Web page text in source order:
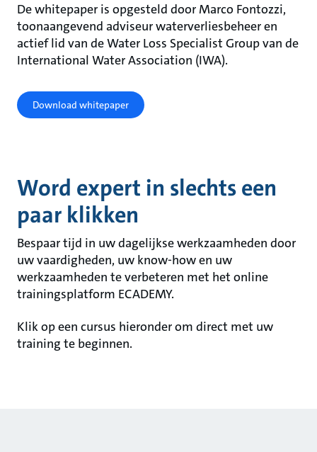
De whitepaper is opgesteld door Marco Fontozzi,
toonaangevend adviseur waterverliesbeheer en
actief lid van de Water Loss Specialist Group van de
International Water Association (IWA).
Download whitepaper
Word expert in slechts een
paar klikken
Bespaar tijd in uw dagelijkse werkzaamheden door
uw vaardigheden, uw know-how en uw
werkzaamheden te verbeteren met het online
trainingsplatform ECADEMY.
Klik op een cursus hieronder om direct met uw
training te beginnen.